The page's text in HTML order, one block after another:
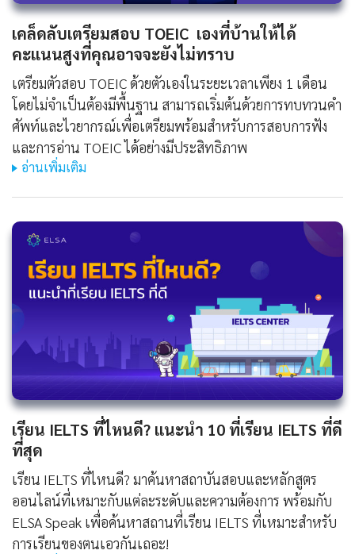
เคล็ดลับเตรียมสอบ TOEIC เองที่บ้านให้ได้
คะแนนสูงที่คุณอาจจะยังไม่ทราบ
เตรียมตัวสอบ TOEIC ด้วยตัวเองในระยะเวลาเพียง 1 เดือน
โดยไม่จำเป็นต้องมีพื้นฐาน สามารถเริ่มต้นด้วยการทบทวนคำ
ศัพท์และไวยากรณ์เพื่อเตรียมพร้อมสำหรับการสอบการฟัง
และการอ่าน TOEIC ได้อย่างมีประสิทธิภาพ
อ่านเพิ่มเติม
เรียน IELTS ที่ไหนดี? แนะนำ 10 ที่เรียน IELTS ที่ดี
ที่สุด
เรียน IELTS ที่ไหนดี? มาค้นหาสถาบันสอบและหลักสูตร
ออนไลน์ที่เหมาะกับแต่ละระดับและความต้องการ พร้อมกับ
ELSA Speak เพื่อค้นหาสถานที่เรียน IELTS ที่เหมาะสำหรับ
การเรียนของตนเอวกันเถอะ!